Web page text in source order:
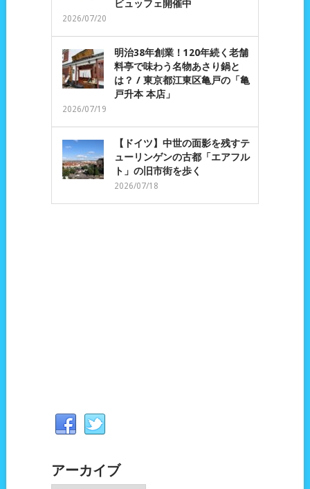
ビュッフェ開催中
2026/07/20
明治38年創業！120年続く老舗
料亭で味わう名物あさり鍋と
は？ / 東京都江東区亀戸の「亀
戸升本 本店」
2026/07/19
【ドイツ】中世の面影を残すテ
ューリンゲンの古都「エアフル
ト」の旧市街を歩く
2026/07/18
アーカイブ